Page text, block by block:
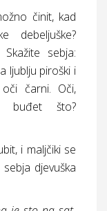
činit, kad
debeljuške?
sebja:
ljublju piroški i
čarni. Oči,
buđet što?
i maljčiki se
djevuška